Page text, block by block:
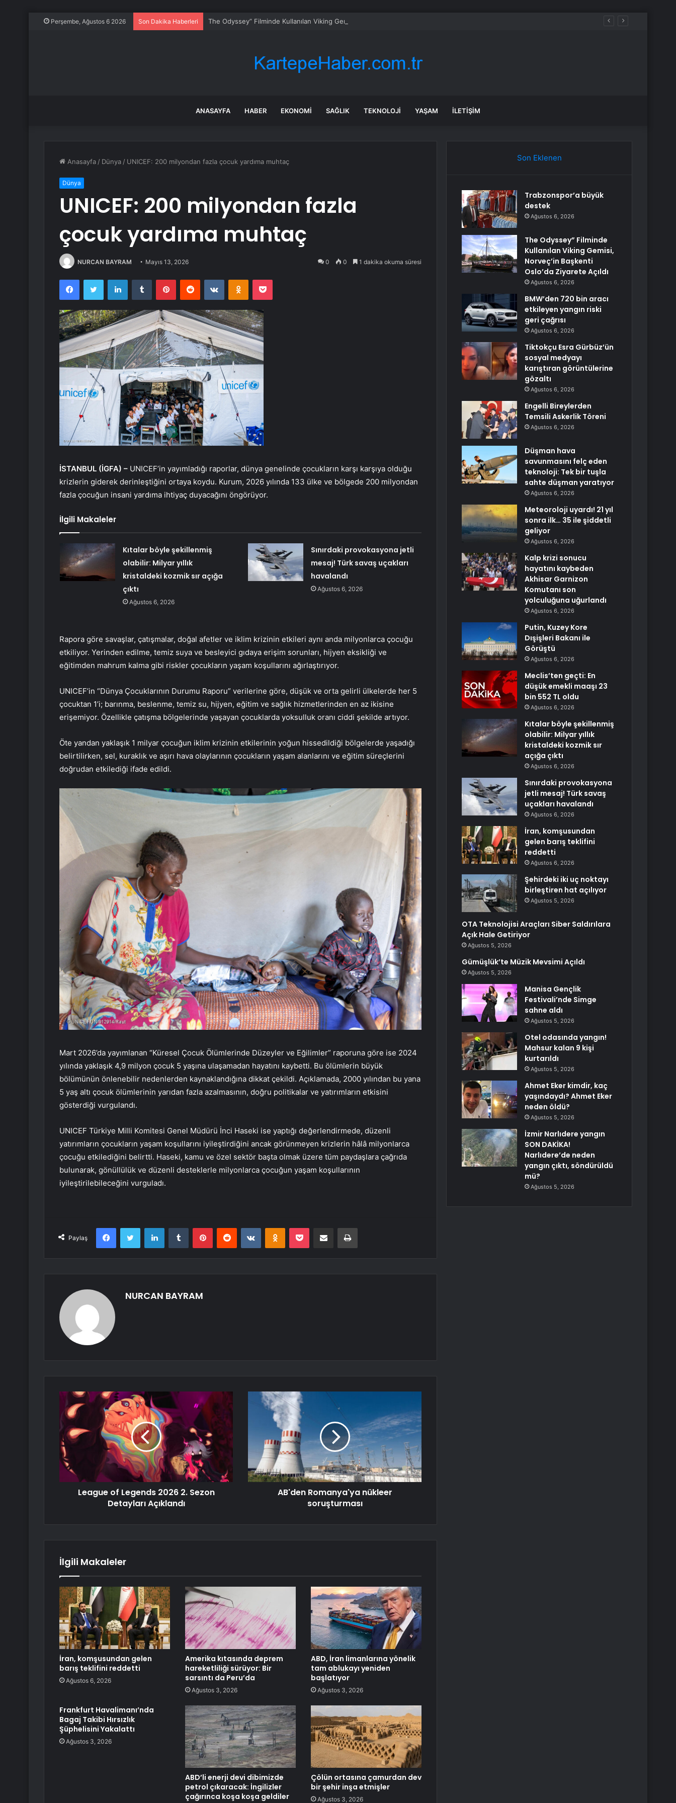
Perşembe, Ağustos 6 2026 Son Dakika Haberleri The Odyssey” Filminde Kullanılan Viking Gemisi, Norveç’in Başkenti Oslo’da Ziyarete Açıldı
ANASAYFA HABER EKONOMI SAĞLIK TEKNOLOJI YAŞAM İLETIŞIM
Anasayfa / Dünya / UNICEF: 200 milyondan fazla çocuk yardıma muhtaç
Dünya
UNICEF: 200 milyondan fazla
çocuk yardıma muhtaç
NURCAN BAYRAM Mayıs 13, 2026 0 0 1 dakika okuma süresi
FacebookTwitter LinkedInTumblr PinterestReddit VKontakteOdnoklassniki
Pocket
İSTANBUL (İGFA) – UNICEF’in yayımladığı raporlar, dünya genelinde çocukların karşı karşıya olduğu
krizlerin giderek derinleştiğini ortaya koydu. Kurum, 2026 yılında 133 ülke ve bölgede 200 milyondan
fazla çocuğun insani yardıma ihtiyaç duyacağını öngörüyor.
İlgili Makaleler
Kıtalar böyle şekillenmiş
olabilir: Milyar yıllık
kristaldeki kozmik sır açığa
çıktı
Ağustos 6, 2026
Sınırdaki provokasyona jetli
mesaj! Türk savaş uçakları
havalandı
Ağustos 6, 2026
Rapora göre savaşlar, çatışmalar, doğal afetler ve iklim krizinin etkileri aynı anda milyonlarca çocuğu
etkiliyor. Yerinden edilme, temiz suya ve besleyici gıdaya erişim sorunları, hijyen eksikliği ve
eğitimden mahrum kalma gibi riskler çocukların yaşam koşullarını ağırlaştırıyor.
UNICEF’in “Dünya Çocuklarının Durumu Raporu” verilerine göre, düşük ve orta gelirli ülkelerde her 5
çocuktan 1’i; barınma, beslenme, temiz su, hijyen, eğitim ve sağlık hizmetlerinden en az ikisine
erişemiyor. Özellikle çatışma bölgelerinde yaşayan çocuklarda yoksulluk oranı ciddi şekilde artıyor.
Öte yandan yaklaşık 1 milyar çocuğun iklim krizinin etkilerinin yoğun hissedildiği bölgelerde yaşadığı
belirtilirken, sel, kuraklık ve aşırı hava olaylarının çocukların yaşam alanlarını ve eğitim süreçlerini
doğrudan etkilediği ifade edildi.
Mart 2026’da yayımlanan “Küresel Çocuk Ölümlerinde Düzeyler ve Eğilimler” raporuna göre ise 2024
yılında yaklaşık 4,9 milyon çocuk 5 yaşına ulaşamadan hayatını kaybetti. Bu ölümlerin büyük
bölümünün önlenebilir nedenlerden kaynaklandığına dikkat çekildi. Açıklamada, 2000 yılından bu yana
5 yaş altı çocuk ölümlerinin yarıdan fazla azalmasının, doğru politikalar ve yatırımların etkisini
gösterdiği vurgulandı.
UNICEF Türkiye Milli Komitesi Genel Müdürü İnci Haseki ise yaptığı değerlendirmede, düzenli
yatırımların çocukların yaşam koşullarını iyileştirdiğini ancak görünmeyen krizlerin hâlâ milyonlarca
çocuğu etkilediğini belirtti. Haseki, kamu ve özel sektör başta olmak üzere tüm paydaşlara çağrıda
bulunarak, gönüllülük ve düzenli desteklerle milyonlarca çocuğun yaşam koşullarının
iyileştirilebileceğini vurguladı.
Paylaş
FacebookTwitter LinkedInTumblr PinterestReddit VKontakteOdnoklassniki
Pocket E-Posta ile paylaş Yazdır
NURCAN BAYRAM
League of Legends 2026 2. Sezon
Detayları Açıklandı
AB'den Romanya'ya nükleer
soruşturması
İlgili Makaleler
İran, komşusundan gelen
barış teklifini reddetti
Ağustos 6, 2026
Amerika kıtasında deprem
hareketliliği sürüyor: Bir
sarsıntı da Peru’da
Ağustos 3, 2026
ABD, İran limanlarına yönelik
tam ablukayı yeniden
başlatıyor
Ağustos 3, 2026
Frankfurt Havalimanı’nda
Bagaj Takibi Hırsızlık
Şüphelisini Yakalattı
Ağustos 3, 2026
ABD’li enerji devi dibimizde
petrol çıkaracak: İngilizler
çağırınca koşa koşa geldiler
Çölün ortasına çamurdan dev
bir şehir inşa etmişler
Ağustos 3, 2026
Son Eklenen
Trabzonspor’a büyük
destek
Ağustos 6, 2026
The Odyssey” Filminde
Kullanılan Viking Gemisi,
Norveç’in Başkenti
Oslo’da Ziyarete Açıldı
Ağustos 6, 2026
BMW’den 720 bin aracı
etkileyen yangın riski
geri çağrısı
Ağustos 6, 2026
Tiktokçu Esra Gürbüz’ün
sosyal medyayı
karıştıran görüntülerine
gözaltı
Ağustos 6, 2026
Engelli Bireylerden
Temsili Askerlik Töreni
Ağustos 6, 2026
Düşman hava
savunmasını felç eden
teknoloji: Tek bir tuşla
sahte düşman yaratıyor
Ağustos 6, 2026
Meteoroloji uyardı! 21 yıl
sonra ilk… 35 ile şiddetli
geliyor
Ağustos 6, 2026
Kalp krizi sonucu
hayatını kaybeden
Akhisar Garnizon
Komutanı son
yolculuğuna uğurlandı
Ağustos 6, 2026
Putin, Kuzey Kore
Dışişleri Bakanı ile
Görüştü
Ağustos 6, 2026
Meclis’ten geçti: En
düşük emekli maaşı 23
bin 552 TL oldu
Ağustos 6, 2026
Kıtalar böyle şekillenmiş
olabilir: Milyar yıllık
kristaldeki kozmik sır
açığa çıktı
Ağustos 6, 2026
Sınırdaki provokasyona
jetli mesaj! Türk savaş
uçakları havalandı
Ağustos 6, 2026
İran, komşusundan
gelen barış teklifini
reddetti
Ağustos 6, 2026
Şehirdeki iki uç noktayı
birleştiren hat açılıyor
Ağustos 5, 2026
OTA Teknolojisi Araçları Siber Saldırılara
Açık Hale Getiriyor
Ağustos 5, 2026
Gümüşlük’te Müzik Mevsimi Açıldı
Ağustos 5, 2026
Manisa Gençlik
Festivali’nde Simge
sahne aldı
Ağustos 5, 2026
Otel odasında yangın!
Mahsur kalan 9 kişi
kurtarıldı
Ağustos 5, 2026
Ahmet Eker kimdir, kaç
yaşındaydı? Ahmet Eker
neden öldü?
Ağustos 5, 2026
İzmir Narlıdere yangın
SON DAKİKA!
Narlıdere’de neden
yangın çıktı, söndürüldü
mü?
Ağustos 5, 2026